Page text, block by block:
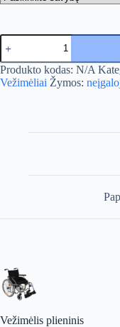
produkto
kiekis:
Vežimėlis
A
l
Produkto kodas: N/A
Vežimėliai Žymos:
Vežimėlis plieninis